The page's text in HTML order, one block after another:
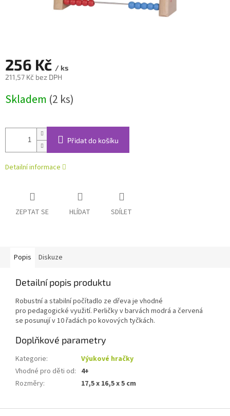
256 Kč / ks
211,57 Kč bez DPH
cena:
Skladem (2 ks)
Přidat do košíku
Detailní informace
ZEPTAT SE HLÍDAT SDÍLET
Popis Diskuze
Detailní popis produktu
Robustní a stabilní počítadlo ze dřeva je vhodné
pro pedagogické využití. Perličky v barvách modrá a červená
se posunují v 10 řadách po kovových tyčkách.
Doplňkové parametry
Kategorie:
Výukové hračky
Vhodné pro děti od: 4+
Rozměry: 17,5 x 16,5 x 5 cm